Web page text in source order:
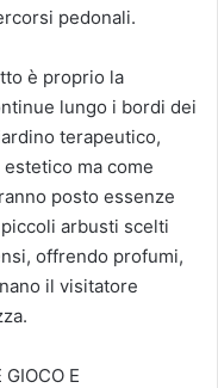
pedonali.
è proprio la
lungo i bordi dei
terapeutico,
ma come
posto essenze
arbusti scelti
offrendo profumi,
il visitatore
GIOCO E